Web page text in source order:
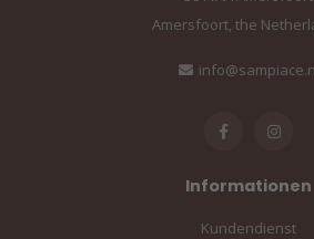
Amersfoort, the
Informationen
Kundendienst